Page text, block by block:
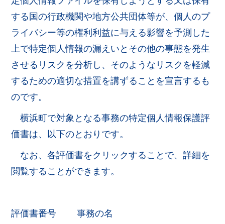
する国の行政機関や地方公共団体等が、個人のプ
ライバシー等の権利利益に与える影響を予測した
上で特定個人情報の漏えいとその他の事態を発生
させるリスクを分析し、そのようなリスクを軽減
するための適切な措置を講ずることを宣言するも
のです。
横浜町で対象となる事務の特定個人情報保護評
価書は、以下のとおりです。
なお、各評価書をクリックすることで、詳細を
閲覧することができます。
評価書番号 事務の名